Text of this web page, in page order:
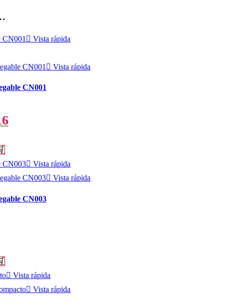
Vista rápida
Vista rápida
CN001
El
es:
$19.716.
Vista rápida
Vista rápida
CN003
Vista rápida
Vista rápida